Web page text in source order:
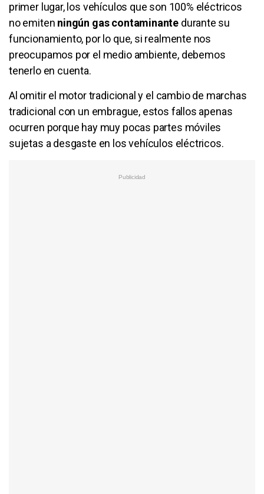
primer lugar, los vehículos que son 100% eléctricos
no emiten ningún gas contaminante durante su
funcionamiento, por lo que, si realmente nos
preocupamos por el medio ambiente, debemos
tenerlo en cuenta.
Al omitir el motor tradicional y el cambio de marchas
tradicional con un embrague, estos fallos apenas
ocurren porque hay muy pocas partes móviles
sujetas a desgaste en los vehículos eléctricos.